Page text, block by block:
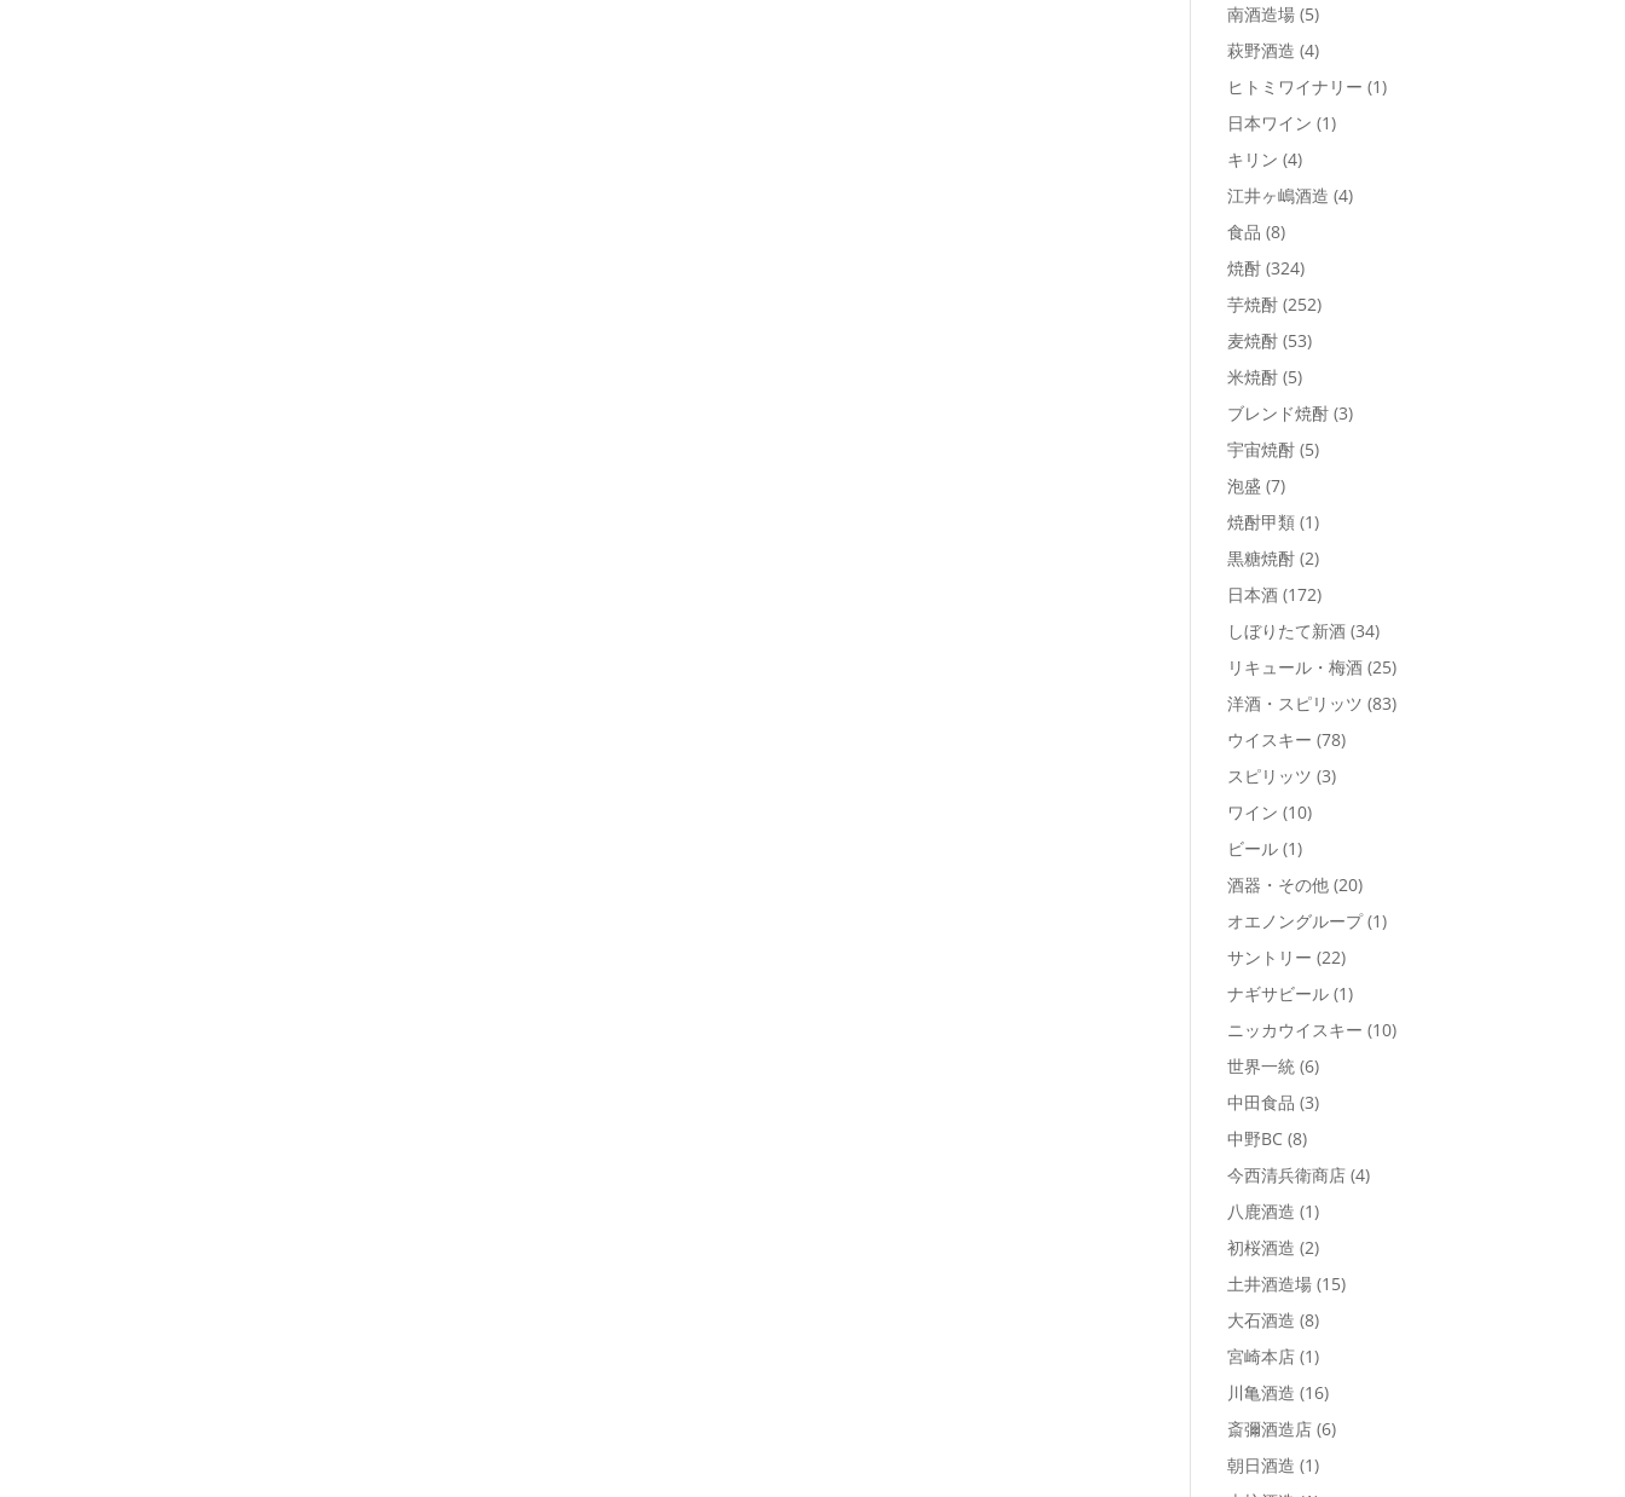
南酒造場 (5)
萩野酒造 (4)
ヒトミワイナリー (1)
日本ワイン (1)
キリン (4)
江井ヶ嶋酒造 (4)
食品 (8)
焼酎 (324)
芋焼酎 (252)
麦焼酎 (53)
米焼酎 (5)
ブレンド焼酎 (3)
宇宙焼酎 (5)
泡盛 (7)
焼酎甲類 (1)
黒糖焼酎 (2)
日本酒 (172)
しぼりたて新酒 (34)
リキュール・梅酒 (25)
洋酒・スピリッツ (83)
ウイスキー (78)
スピリッツ (3)
ワイン (10)
ビール (1)
酒器・その他 (20)
オエノングループ (1)
サントリー (22)
ナギサビール (1)
ニッカウイスキー (10)
世界一統 (6)
中田食品 (3)
中野BC (8)
今西清兵衛商店 (4)
八鹿酒造 (1)
初桜酒造 (2)
土井酒造場 (15)
大石酒造 (8)
宮崎本店 (1)
川亀酒造 (16)
斎彌酒造店 (6)
朝日酒造 (1)